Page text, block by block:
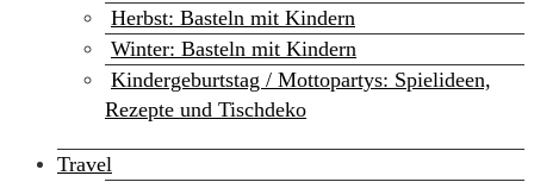
Herbst: Basteln mit Kindern
Winter: Basteln mit Kindern
Kindergeburtstag / Mottopartys: Spielideen,
Rezepte und Tischdeko
Travel